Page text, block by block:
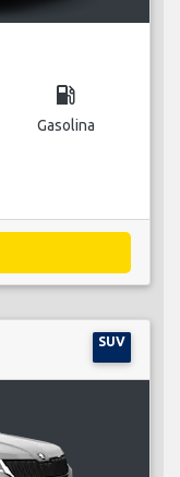
local_gas_station
Gasolina
SUV